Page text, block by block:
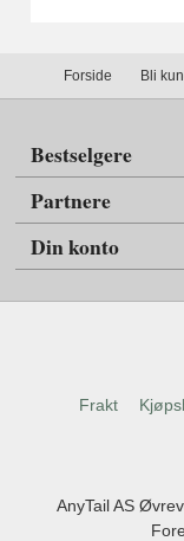
Forside Bli
Bestselgere
Partnere
Din konto
Frakt
AnyTail AS